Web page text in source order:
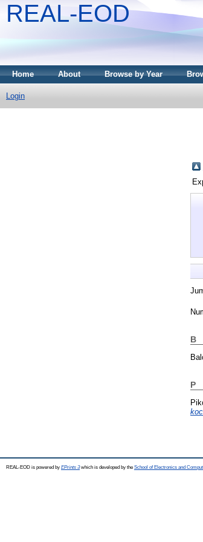
REAL-EOD
Home About Browse by Year
Login
B
P
REAL-EOD is powered by EPrints 3which is developed by the School of Electronics and